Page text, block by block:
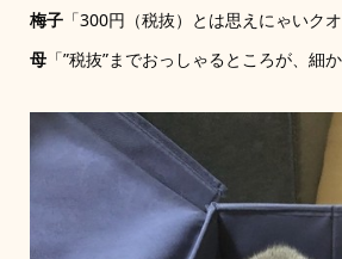
梅子「300円（税抜）とは思えにゃいクオ
母「”税抜”までおっしゃるところが、細